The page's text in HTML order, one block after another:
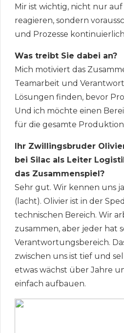
Mir ist wichtig, nicht nur
reagieren, sondern
und Prozesse
Was treibt Sie dabei an?
Mich motiviert das
Teamarbeit und
Lösungen finden, bevor
Und ich möchte einen
für die gesamte
Ihr Zwillingsbruder
bei Silac als Leiter
das Zusammenspiel?
Sehr gut. Wir kennen uns
(lacht). Olivier ist in der
technischen Bereich. Wir
zusammen, aber jeder hat
Verantwortungsbereich.
zwischen uns ist tief und
etwas wächst über Jahre
einfach aufbauen.